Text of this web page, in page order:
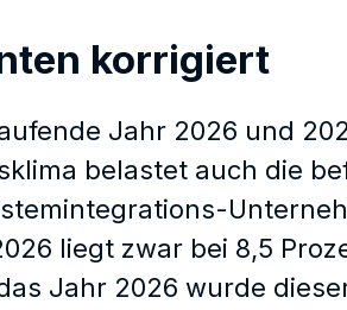
korrigiert
Jahr 2026 und
belastet auch die
liegt zwar bei 8,5
Jahr 2026 wurde